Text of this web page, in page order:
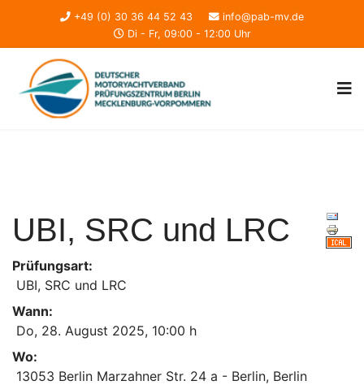
+49 (0) 30 36 44 52 43
info@pab-mv.de
Di - Fr, 09:00 - 12:00 Uhr
UBI, SRC und LRC
Prüfungsart:
UBI, SRC und LRC
Wann:
Do, 28. August 2025, 10:00 h
Wo:
13053 Berlin Marzahner Str. 24 a - Berlin, Berlin